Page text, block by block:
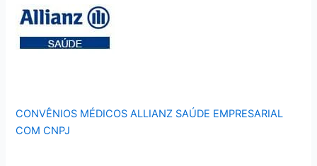
CONVÊNIOS MÉDICOS ALLIANZ SAÚDE EMPRESARIAL
COM CNPJ